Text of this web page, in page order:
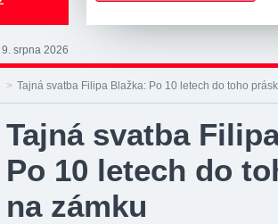
9. srpna 2026
> Tajná svatba Filipa Blažka: Po 10 letech do toho
Tajná svatba
Po 10 letech do
na zámku